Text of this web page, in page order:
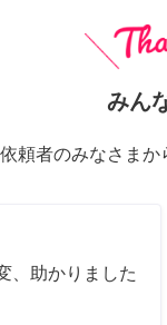
みん
依頼者のみなさまか
、助かりました